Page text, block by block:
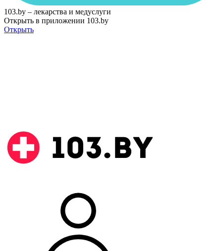
103.by – лекарства и медуслуги
Открыть в приложении 103.by
Открыть